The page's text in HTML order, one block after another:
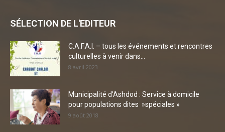
SÉLECTION DE L'EDITEUR
C.A.F.A.I. – tous les événements et rencontres
culturelles à venir dans...
8 avril 2023
Municipalité d’Ashdod : Service à domicile
pour populations dites »spéciales »
9 août 2018